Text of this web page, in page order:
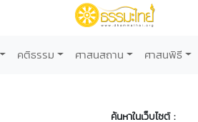
คติธรรม ศาสนสถาน ศาสนพิธี
ค้นหาในเว็บไซต์ :